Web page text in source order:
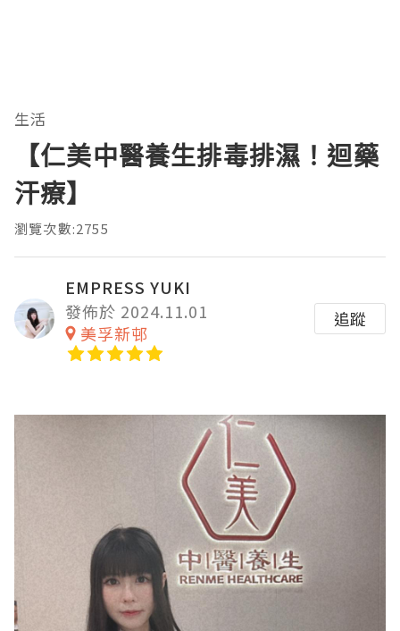
生活
【仁美中醫養生排毒排濕！迴藥
汗療】
瀏覽次數:2755
EMPRESS YUKI
發佈於 2024.11.01
美孚新邨
追蹤